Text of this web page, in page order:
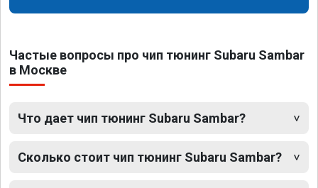
Частые вопросы про чип тюнинг Subaru Sambar
в Москве
Что дает чип тюнинг Subaru Sambar?
Сколько стоит чип тюнинг Subaru Sambar?